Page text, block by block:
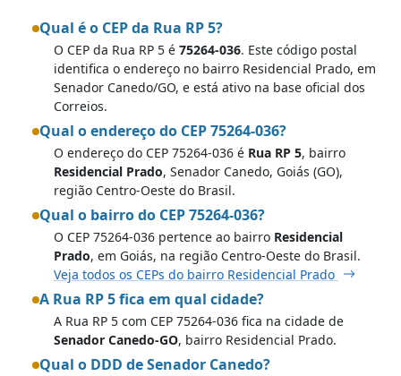
Qual é o CEP da Rua RP 5?
O CEP da Rua RP 5 é 75264-036. Este código postal
identifica o endereço no bairro Residencial Prado, em
Senador Canedo/GO, e está ativo na base oficial dos
Correios.
Qual o endereço do CEP 75264-036?
O endereço do CEP 75264-036 é Rua RP 5, bairro
Residencial Prado, Senador Canedo, Goiás (GO),
região Centro-Oeste do Brasil.
Qual o bairro do CEP 75264-036?
O CEP 75264-036 pertence ao bairro Residencial
Prado, em Goiás, na região Centro-Oeste do Brasil.
Veja todos os CEPs do bairro Residencial Prado
A Rua RP 5 fica em qual cidade?
A Rua RP 5 com CEP 75264-036 fica na cidade de
Senador Canedo-GO, bairro Residencial Prado.
Qual o DDD de Senador Canedo?